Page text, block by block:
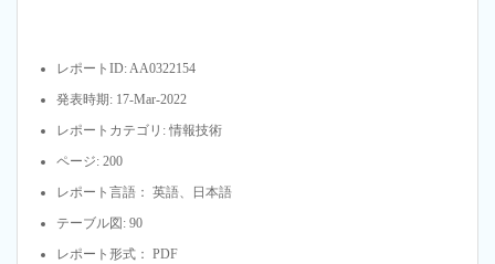
レポートID: AA0322154
発表時期: 17-Mar-2022
レポートカテゴリ: 情報技術
ページ: 200
レポート言語： 英語、日本語
テーブル図: 90
レポート形式： PDF